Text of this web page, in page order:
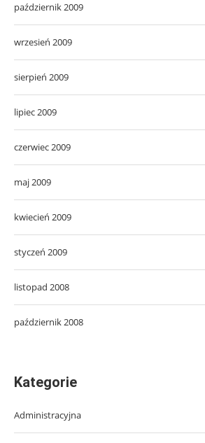
październik 2009
wrzesień 2009
sierpień 2009
lipiec 2009
czerwiec 2009
maj 2009
kwiecień 2009
styczeń 2009
listopad 2008
październik 2008
Kategorie
Administracyjna